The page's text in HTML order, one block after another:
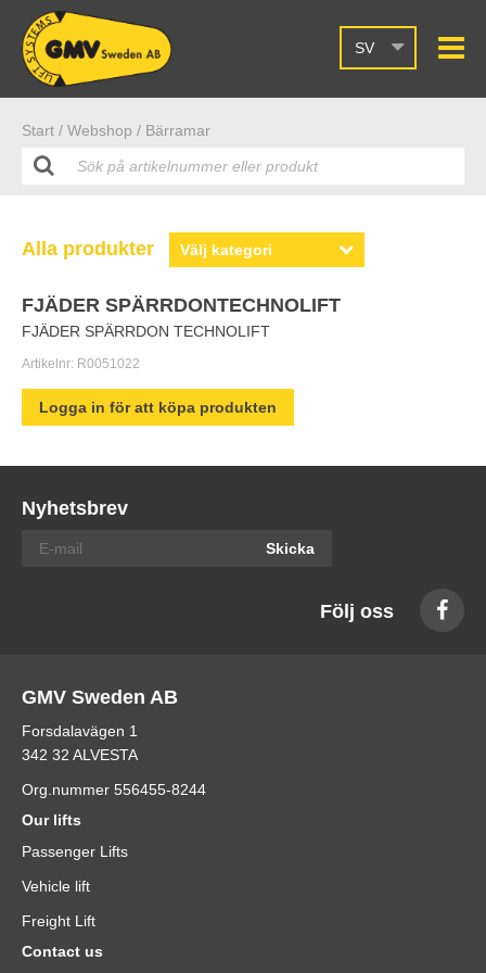
SV
Start / Webshop / Bärramar
Alla produkter
FJÄDER SPÄRRDONTECHNOLIFT
FJÄDER SPÄRRDON TECHNOLIFT
Artikelnr: R0051022
Logga in för att köpa produkten
Nyhetsbrev
Skicka
Följ oss
GMV Sweden AB
Forsdalavägen 1
342 32 ALVESTA
Org.nummer 556455-8244
Our lifts
Passenger Lifts
Vehicle lift
Freight Lift
Contact us